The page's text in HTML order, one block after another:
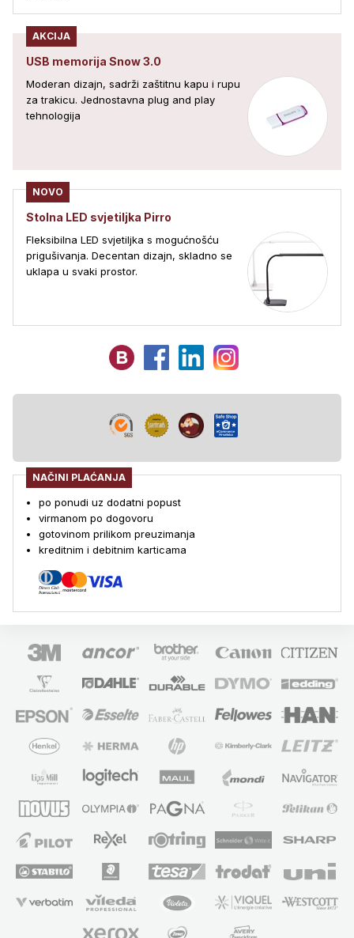
AKCIJA
USB memorija Snow 3.0
Moderan dizajn, sadrži zaštitnu kapu i rupu
za trakicu. Jednostavna plug and play
tehnologija
NOVO
Stolna LED svjetiljka Pirro
Fleksibilna LED svjetiljka s mogućnošću
prigušivanja. Decentan dizajn, skladno se
uklapa u svaki prostor.
NAČINI PLAĆANJA
po ponudi uz dodatni popust
virmanom po dogovoru
gotovinom prilikom preuzimanja
kreditnim i debitnim karticama